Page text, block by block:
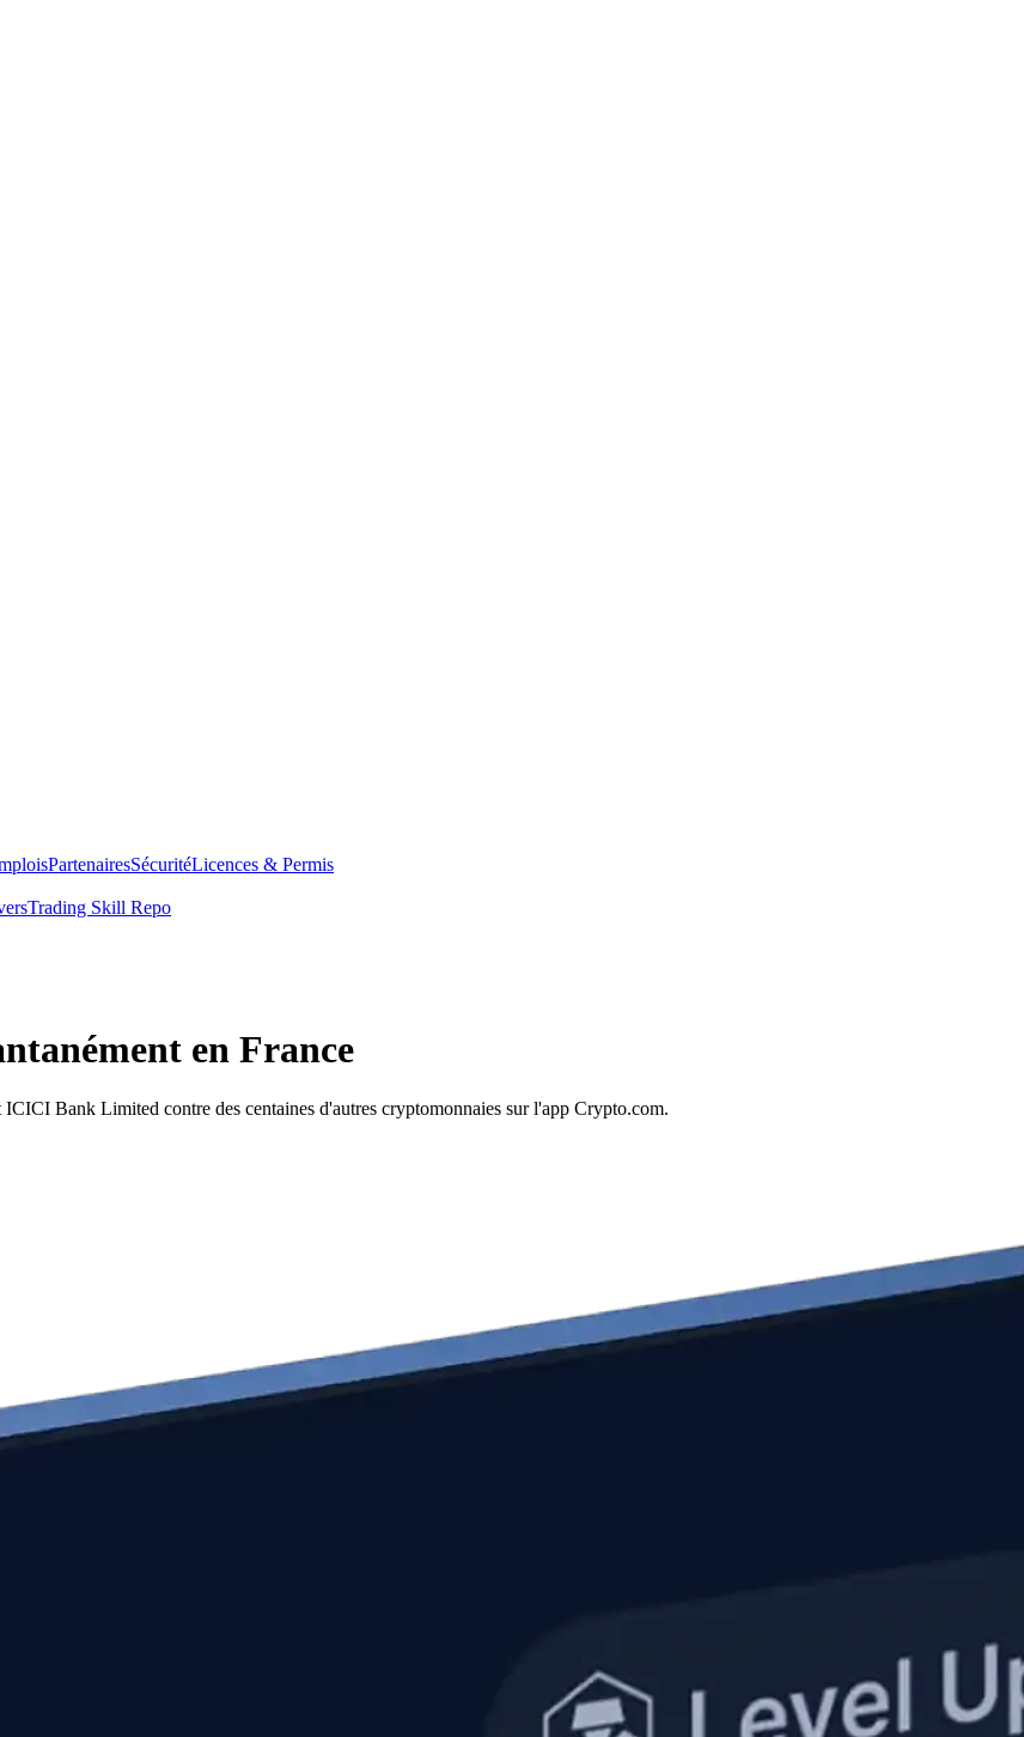
PartenairesSécuritéLicences & Permis
Trading Skill Repo
en France
Bank Limited contre des centaines d'autres cryptomonnaies sur l'app Crypto.com.